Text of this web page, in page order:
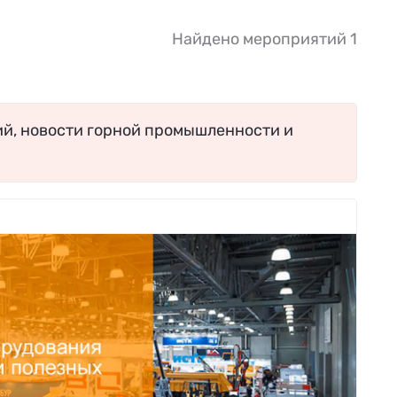
Найдено мероприятий 1
новости горной промышленности и